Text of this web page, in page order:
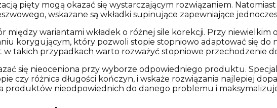
pięty mogą okazać się wystarczającym rozwiązaniem.
wskazane są wkładki supinujące zapewniające
między wariantami wkładek o różnej sile korekcji. Przy
korygującym, który pozwoli stopie stopniowo adaptować się do
takich przypadkach warto rozważyć stopniowe przechodzenie do
się nieoceniona przy wyborze odpowiedniego produktu.
czy różnica długości kończyn, i wskaże rozwiązania najlepiej
produktów nieodpowiednich do danego problemu i